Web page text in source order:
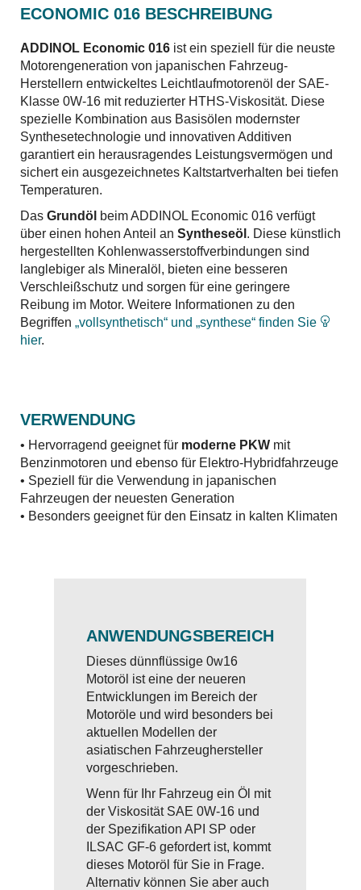
ECONOMIC 016 BESCHREIBUNG
ADDINOL Economic 016 ist ein speziell für die neuste
Motorengeneration von japanischen Fahrzeug-
Herstellern entwickeltes Leichtlaufmotorenöl der SAE-
Klasse 0W-16 mit reduzierter HTHS-Viskosität. Diese
spezielle Kombination aus Basisölen modernster
Synthesetechnologie und innovativen Additiven
garantiert ein herausragendes Leistungsvermögen und
sichert ein ausgezeichnetes Kaltstartverhalten bei tiefen
Temperaturen.
Das Grundöl beim ADDINOL Economic 016 verfügt
über einen hohen Anteil an Syntheseöl . Diese künstlich
hergestellten Kohlenwasserstoffverbindungen sind
langlebiger als Mineralöl, bieten eine besseren
Verschleißschutz und sorgen für eine geringere
Reibung im Motor. Weitere Informationen zu den
Begriffen „vollsynthetisch“ und „synthese“ finden Sie
hier.
VERWENDUNG
• Hervorragend geeignet für moderne PKW mit
Benzinmotoren und ebenso für Elektro-Hybridfahrzeuge
• Speziell für die Verwendung in japanischen
Fahrzeugen der neuesten Generation
• Besonders geeignet für den Einsatz in kalten Klimaten
ANWENDUNGSBEREICH
Dieses dünnflüssige 0w16
Motoröl ist eine der neueren
Entwicklungen im Bereich der
Motoröle und wird besonders bei
aktuellen Modellen der
asiatischen Fahrzeughersteller
vorgeschrieben.
Wenn für Ihr Fahrzeug ein Öl mit
der Viskosität SAE 0W-16 und
der Spezifikation API SP oder
ILSAC GF-6 gefordert ist, kommt
dieses Motoröl für Sie in Frage.
Alternativ können Sie aber auch